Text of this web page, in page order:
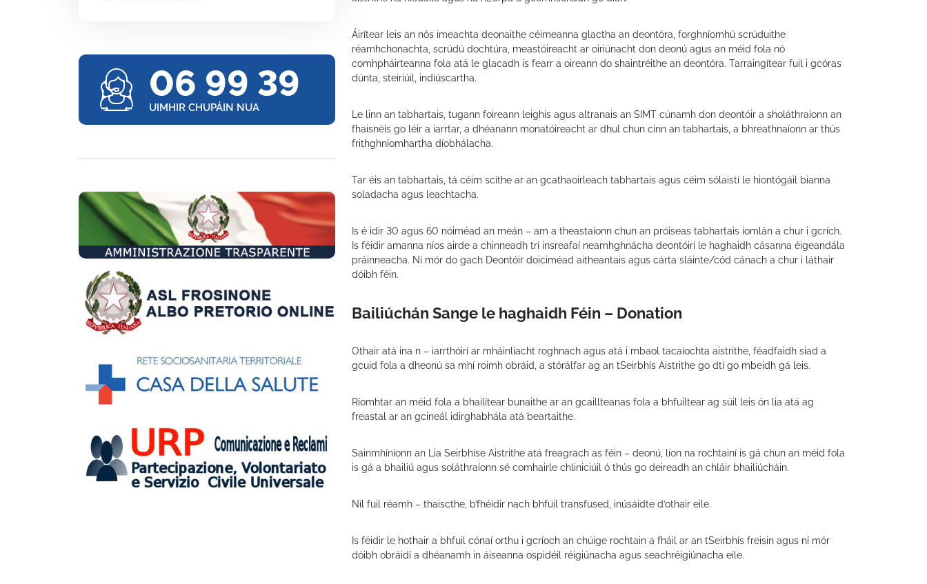
Áirítear leis an nós imeachta deonaithe céimeanna glactha an deontóra, forghníomhú scrúduithe
réamhchonachta, scrúdú dochtúra, meastóireacht ar oiriúnacht don deonú agus an méid fola nó
comhpháirteanna fola atá le glacadh is fearr a oireann do shaintréithe an deontóra. Tarraingítear fuil i gcóras
dúnta, steiriúil, indiúscartha.
Le linn an tabhartais, tugann foireann leighis agus altranais an SIMT cúnamh don deontóir a sholáthraíonn an
fhaisnéis go léir a iarrtar, a dhéanann monatóireacht ar dhul chun cinn an tabhartais, a bhreathnaíonn ar thús
frithghníomhartha díobhálacha.
Tar éis an tabhartais, tá céim scíthe ar an gcathaoirleach tabhartais agus céim sólaistí le hiontógáil bianna
soladacha agus leachtacha.
Is é idir 30 agus 60 nóiméad an meán – am a theastaíonn chun an próiseas tabhartais iomlán a chur i gcrích.
Is féidir amanna níos airde a chinneadh trí insreafaí neamhghnácha deontóirí le haghaidh cásanna éigeandála
práinneacha. Ní mór do gach Deontóir doiciméad aitheantais agus cárta sláinte/cód cánach a chur i láthair
dóibh féin.
Bailiúchán Sange le haghaidh Féin – Donation
Othair atá ina n – iarrthóirí ar mháinliacht roghnach agus atá i mbaol tacaíochta aistrithe, féadfaidh siad a
gcuid fola a dheonú sa mhí roimh obráid, a stórálfar ag an tSeirbhís Aistrithe go dtí go mbeidh gá leis.
Ríomhtar an méid fola a bhailítear bunaithe ar an gcaillteanas fola a bhfuiltear ag súil leis ón lia atá ag
freastal ar an gcineál idirghabhála atá beartaithe.
Sainmhíníonn an Lia Seirbhíse Aistrithe atá freagrach as féin – deonú, líon na rochtainí is gá chun an méid fola
is gá a bhailiú agus soláthraíonn sé comhairle chliniciúil ó thús go deireadh an chláir bhailiúcháin.
Níl fuil réamh – thaiscthe, b’fhéidir nach bhfuil transfused, inúsáidte d’othair eile.
Is féidir le hothair a bhfuil cónaí orthu i gcríoch an chúige rochtain a fháil ar an tSeirbhís freisin agus ní mór
dóibh obráidí a dhéanamh in áiseanna ospidéil réigiúnacha agus seachréigiúnacha eile.
06 99 39
UIMHIR CHUPÁIN NUA